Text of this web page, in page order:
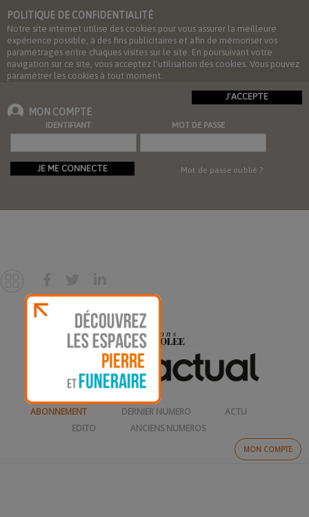
POLITIQUE DE CONFIDENTIALITÉ
Notre site internet utilise des cookies pour vous assurer la meilleure
expérience possible, à des fins publicitaires et afin de mémoriser vos
paramétrages entre chaques visites sur le site. En poursuivant votre
navigation sur ce site, vous acceptez l'utilisation des cookies. Vous pouvez
paramétrer les cookies à tout moment.
J'ACCEPTE
MON COMPTE
IDENTIFIANT MOT DE PASSE
JE ME CONNECTE Mot de passe oublié ?
MON COMPTE
ABONNEMENT DERNIER NUMERO
ACTU
EDITO
ANCIENS NUMEROS